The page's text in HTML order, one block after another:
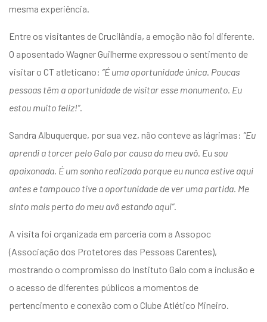
mesma experiência.
Entre os visitantes de Crucilândia, a emoção não foi diferente.
O aposentado Wagner Guilherme expressou o sentimento de
visitar o CT atleticano: “É uma oportunidade única. Poucas
pessoas têm a oportunidade de visitar esse monumento. Eu
estou muito feliz!”.
Sandra Albuquerque, por sua vez, não conteve as lágrimas: “Eu
aprendi a torcer pelo Galo por causa do meu avô. Eu sou
apaixonada. É um sonho realizado porque eu nunca estive aqui
antes e tampouco tive a oportunidade de ver uma partida. Me
sinto mais perto do meu avô estando aqui”.
A visita foi organizada em parceria com a Assopoc
(Associação dos Protetores das Pessoas Carentes),
mostrando o compromisso do Instituto Galo com a inclusão e
o acesso de diferentes públicos a momentos de
pertencimento e conexão com o Clube Atlético Mineiro.